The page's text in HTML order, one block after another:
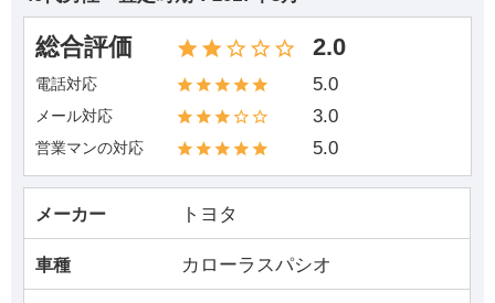
総合評価 2.0
電話対応 5.0
メール対応 3.0
営業マンの対応 5.0
メーカー トヨタ
車種 カローラスパシオ